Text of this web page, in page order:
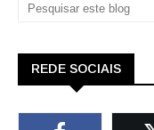
REDE SOCIAIS